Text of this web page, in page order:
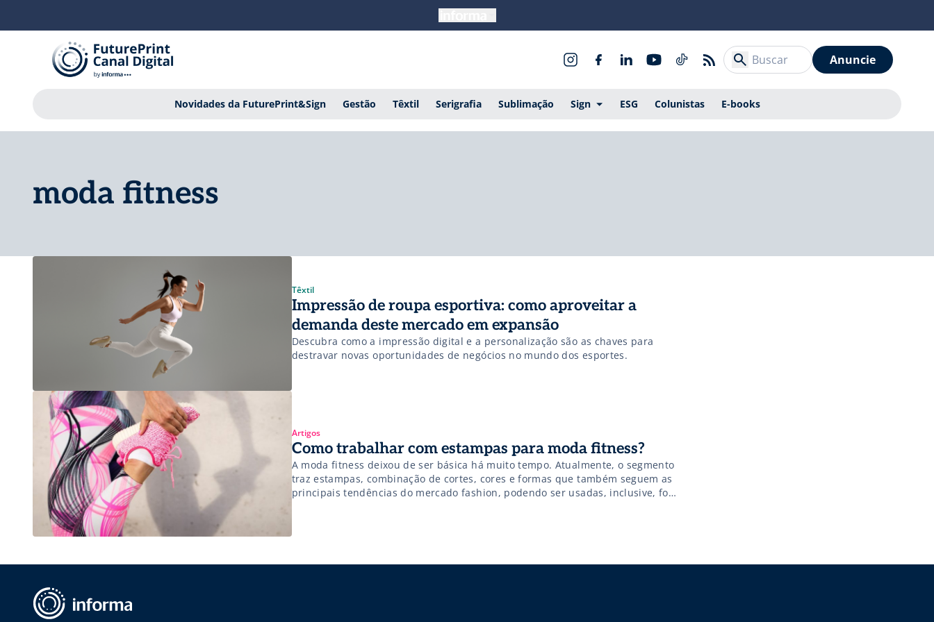
Anuncie
Novidades da FuturePrint&Sign Gestão Têxtil Serigrafia Sublimação Sign ESG Colunistas E-books
moda fitness
Têxtil
Impressão de roupa esportiva: como aproveitar a
demanda deste mercado em expansão
Descubra como a impressão digital e a personalização são as chaves para
destravar novas oportunidades de negócios no mundo dos esportes.
Artigos
Como trabalhar com estampas para moda fitness?
A moda fitness deixou de ser básica há muito tempo. Atualmente, o segmento
traz estampas, combinação de cortes, cores e formas que também seguem as
principais tendências do mercado fashion, podendo ser usadas, inclusive, fora